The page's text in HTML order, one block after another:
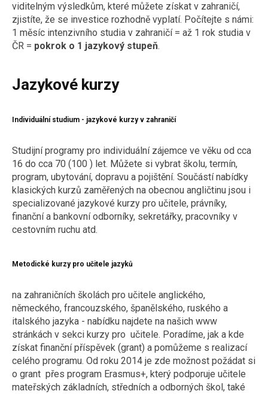
viditelným výsledkům, které můžete získat v zahraničí,
zjistíte, že se investice rozhodně vyplatí. Počítejte s námi:
1 měsíc intenzivního studia v zahraničí = až 1 rok studia v
ČR = pokrok o 1 jazykový stupeň.
Jazykové kurzy
Individuální studium - jazykové kurzy v zahraničí
Studijní programy pro individuální zájemce ve věku od cca
16 do cca 70 (100 ) let. Můžete si vybrat školu, termín,
program, ubytování, dopravu a pojištění. Součástí nabídky
klasických kurzů zaměřených na obecnou angličtinu jsou i
specializované jazykové kurzy pro učitele, právníky,
finanční a bankovní odborníky, sekretářky, pracovníky v
cestovním ruchu atd.
Metodické kurzy pro učitele jazyků
na zahraničních školách pro učitele anglického,
německého, francouzského, španělského, ruského a
italského jazyka - nabídku najdete na našich www
stránkách v sekci kurzy pro učitele. Poradíme, jak a kde
získat finanční příspěvek (grant) a pomůžeme s realizací
celého programu. Od roku 2014 je zde možnost požádat si
o grant přes program Erasmus+, který podporuje učitele
mateřských základních, středních a odborných škol, také